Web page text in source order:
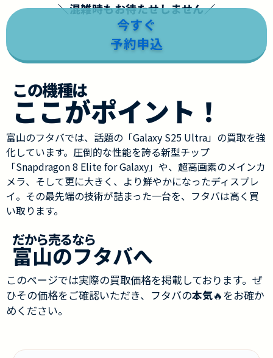
＼混雑時もお待たせしません／
今すぐ
予約申込
この機種は
ここがポイント！
富山のフタバでは、話題の「Galaxy S25 Ultra」の買取を強
化しています。圧倒的な性能を誇る新型チップ
「Snapdragon 8 Elite for Galaxy」や、超高画素のメインカ
メラ、そして更に大きく、より鮮やかになったディスプレ
イ。その最先端の技術が詰まった一台を、フタバは高く買
い取ります。
だから売るなら
富山のフタバへ
このページでは実際の買取価格を掲載しております。ぜ
ひその価格をご確認いただき、フタバの本気🔥をお確か
めください。